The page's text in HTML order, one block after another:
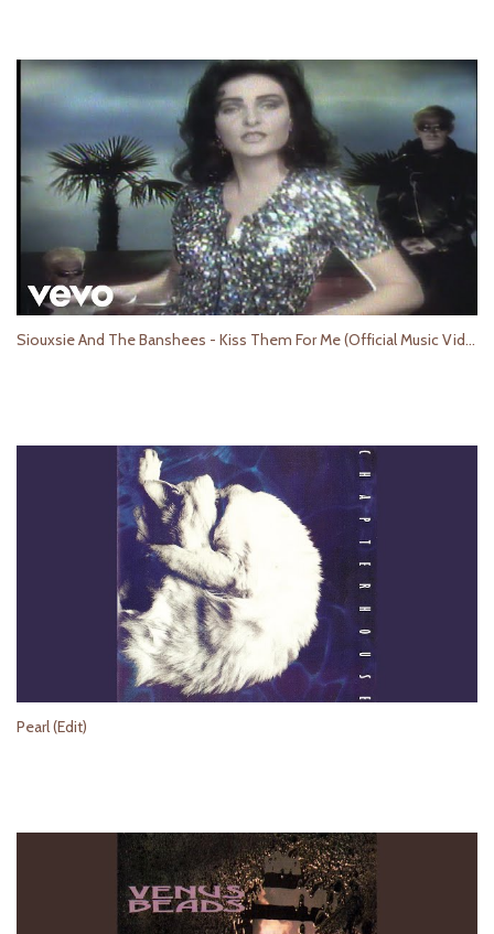
Siouxsie And The Banshees - Kiss Them For Me (Official Music Video)
Pearl (Edit)